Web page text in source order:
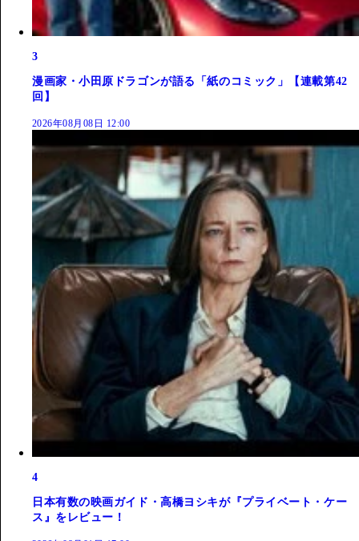
3
漫画家・小田原ドラゴンが語る「紙のコミック」【連載第42
回】
2026年08月08日 12:00
4
日本有数の映画ガイド・高橋ヨシキが『プライベート・ケー
ス』をレビュー！